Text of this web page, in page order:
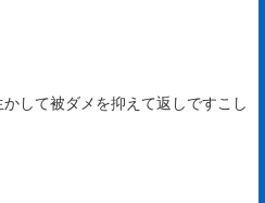
して被ダメを抑えて返しですこし